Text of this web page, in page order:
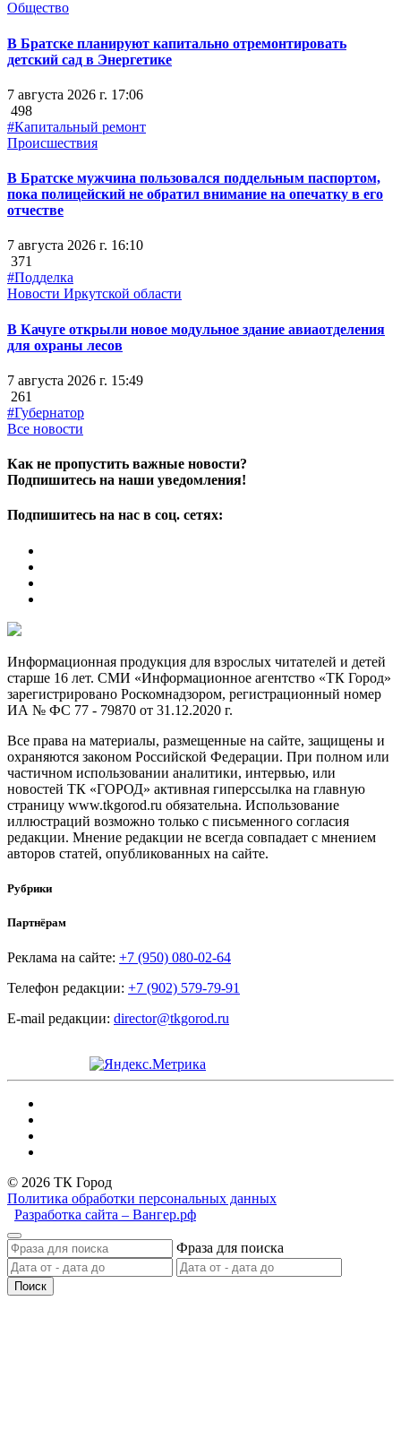
Общество
В Братске планируют капитально отремонтировать
детский сад в Энергетике
7 августа 2026 г. 17:06
498
#Капитальный ремонт
Происшествия
В Братске мужчина пользовался поддельным паспортом,
пока полицейский не обратил внимание на опечатку в его
отчестве
7 августа 2026 г. 16:10
371
#Подделка
Новости Иркутской области
В Качуге открыли новое модульное здание авиаотделения
для охраны лесов
7 августа 2026 г. 15:49
261
#Губернатор
Все новости
Как не пропустить важные новости?
Подпишитесь на наши уведомления!
Подпишитесь на нас в соц. сетях:
Информационная продукция для взрослых читателей и детей
старше 16 лет. СМИ «Информационное агентство «ТК Город»
зарегистрировано Роскомнадзором, регистрационный номер
ИА № ФС 77 - 79870 от 31.12.2020 г.
Все права на материалы, размещенные на сайте, защищены и
охраняются законом Российской Федерации. При полном или
частичном использовании аналитики, интервью, или
новостей ТК «ГОРОД» активная гиперссылка на главную
страницу www.tkgorod.ru обязательна. Использование
иллюстраций возможно только с письменного согласия
редакции. Мнение редакции не всегда совпадает с мнением
авторов статей, опубликованных на сайте.
Рубрики
Партнёрам
Реклама на сайте: +7 (950) 080-02-64
Телефон редакции: +7 (902) 579-79-91
E-mail редакции: director@tkgorod.ru
© 2026 ТК Город
Политика обработки персональных данных
Разработка сайта – Вангер.рф
Фраза для поиска
Поиск